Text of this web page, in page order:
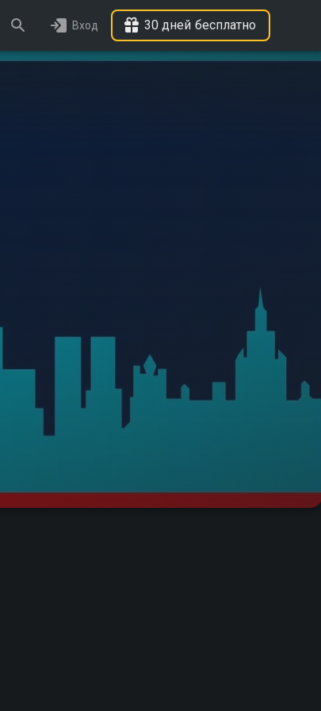
Вход 30 дней бесплатно